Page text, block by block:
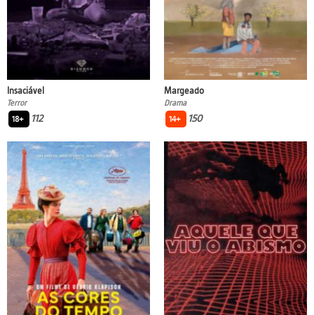
Insaciável
Terror
18+
112
Margeado
Drama
14+
150